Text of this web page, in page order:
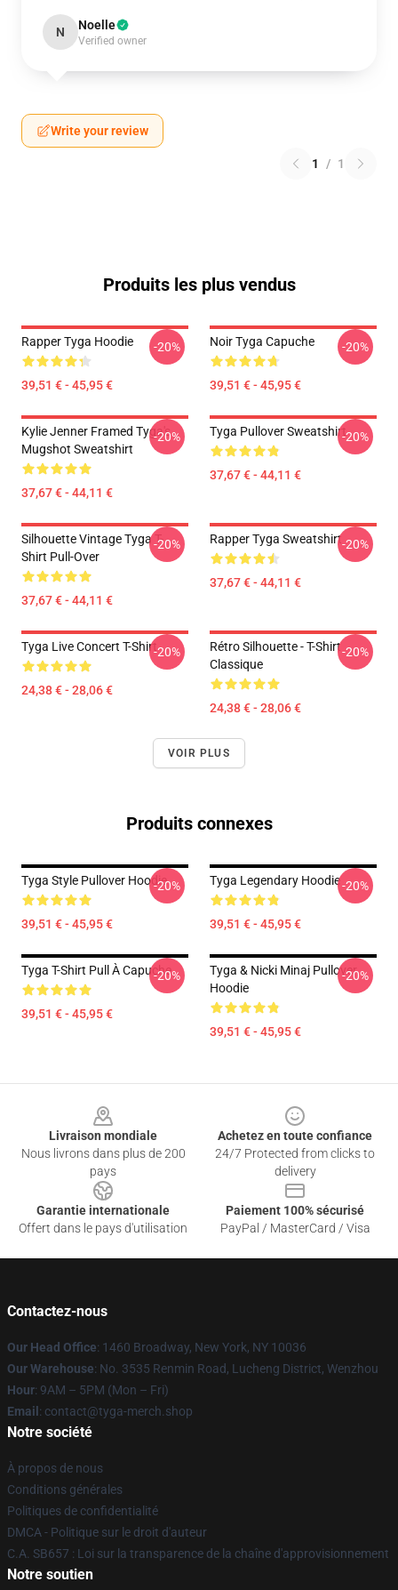
N Noelle
Verified owner
Write your review
1 / 1
Produits les plus vendus
Rapper Tyga Hoodie
39,51 € - 45,95 €
-20% Noir Tyga Capuche
39,51 € - 45,95 €
-20%
Kylie Jenner Framed Tyga's
Mugshot Sweatshirt
37,67 € - 44,11 €
-20% Tyga Pullover Sweatshirt
37,67 € - 44,11 €
-20%
Silhouette Vintage Tyga T-
Shirt Pull-Over
37,67 € - 44,11 €
-20% Rapper Tyga Sweatshirt
37,67 € - 44,11 €
-20%
Tyga Live Concert T-Shirt
24,38 € - 28,06 €
-20%
Rétro Silhouette - T-Shirt
Classique
24,38 € - 28,06 €
-20%
VOIR PLUS
Produits connexes
Tyga Style Pullover Hoodie
39,51 € - 45,95 €
-20% Tyga Legendary Hoodie
39,51 € - 45,95 €
-20%
Tyga T-Shirt Pull À Capuche
39,51 € - 45,95 €
-20%
Tyga & Nicki Minaj Pullover
Hoodie
39,51 € - 45,95 €
-20%
Livraison mondiale
Nous livrons dans plus de 200
pays
Achetez en toute confiance
24/7 Protected from clicks to
delivery
Garantie internationale
Offert dans le pays d'utilisation
Paiement 100% sécurisé
PayPal / MasterCard / Visa
Contactez-nous
Our Head Office: 1460 Broadway, New York, NY 10036
Our Warehouse: No. 3535 Renmin Road, Lucheng District, Wenzhou
Hour: 9AM – 5PM (Mon – Fri)
Email : contact@tyga-merch.shop
Notre société
À propos de nous
Conditions générales
Politiques de confidentialité
DMCA - Politique sur le droit d'auteur
C.A. SB657 : Loi sur la transparence de la chaîne d'approvisionnement
Notre soutien